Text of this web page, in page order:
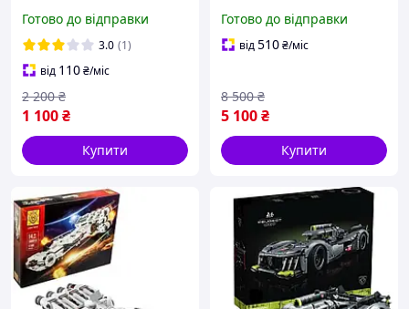
Готово до відправки
3.0 (1)
від 110₴/міс
1 100₴
2 200 ₴
Купити
Creator Expert Форд
Мустанг
Готово до відправки
від510₴/міс
5 100₴
8 500 ₴
Купити